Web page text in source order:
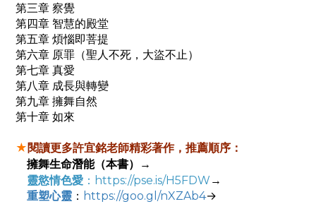
第三章 察覺
第四章 智慧的殿堂
第五章 煩惱即菩提
第六章 原罪（聖人不死，大盜不止）
第七章 真愛
第八章 成長與轉變
第九章 擁舞自然
第十章 如來
★ 閱讀更多許宜銘老師精彩著作，推薦順序：
擁舞生命潛能（本書） →
靈慾情色愛 ： https://pse.is/H5FDW →
重塑心靈 ： https://goo.gl/nXZAb4→